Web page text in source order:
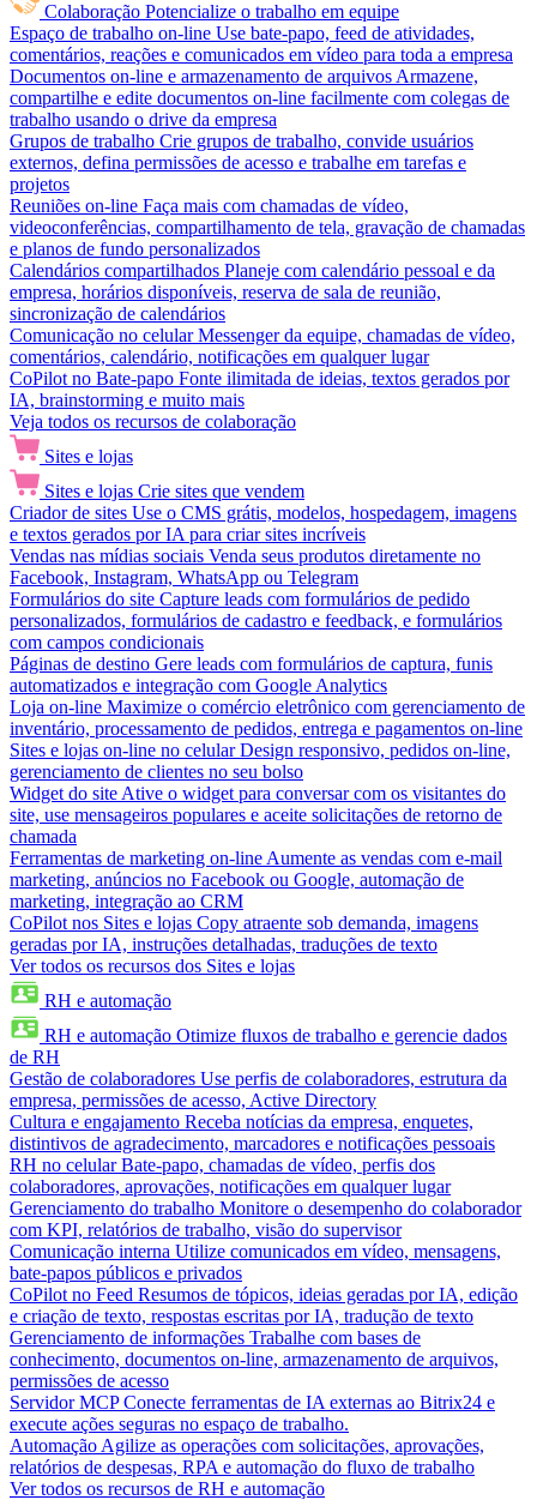
Colaboração Potencialize o trabalho em equipe
Espaço de trabalho on-line Use bate-papo, feed de atividades,
comentários, reações e comunicados em vídeo para toda a empresa
Documentos on-line e armazenamento de arquivos Armazene,
compartilhe e edite documentos on-line facilmente com colegas de
trabalho usando o drive da empresa
Grupos de trabalho Crie grupos de trabalho, convide usuários
externos, defina permissões de acesso e trabalhe em tarefas e
projetos
Reuniões on-line Faça mais com chamadas de vídeo,
videoconferências, compartilhamento de tela, gravação de chamadas
e planos de fundo personalizados
Calendários compartilhados Planeje com calendário pessoal e da
empresa, horários disponíveis, reserva de sala de reunião,
sincronização de calendários
Comunicação no celular Messenger da equipe, chamadas de vídeo,
comentários, calendário, notificações em qualquer lugar
CoPilot no Bate-papo Fonte ilimitada de ideias, textos gerados por
IA, brainstorming e muito mais
Veja todos os recursos de colaboração
Sites e lojas
Sites e lojas Crie sites que vendem
Criador de sites Use o CMS grátis, modelos, hospedagem, imagens
e textos gerados por IA para criar sites incríveis
Vendas nas mídias sociais Venda seus produtos diretamente no
Facebook, Instagram, WhatsApp ou Telegram
Formulários do site Capture leads com formulários de pedido
personalizados, formulários de cadastro e feedback, e formulários
com campos condicionais
Páginas de destino Gere leads com formulários de captura, funis
automatizados e integração com Google Analytics
Loja on-line Maximize o comércio eletrônico com gerenciamento de
inventário, processamento de pedidos, entrega e pagamentos on-line
Sites e lojas on-line no celular Design responsivo, pedidos on-line,
gerenciamento de clientes no seu bolso
Widget do site Ative o widget para conversar com os visitantes do
site, use mensageiros populares e aceite solicitações de retorno de
chamada
Ferramentas de marketing on-line Aumente as vendas com e-mail
marketing, anúncios no Facebook ou Google, automação de
marketing, integração ao CRM
CoPilot nos Sites e lojas Copy atraente sob demanda, imagens
geradas por IA, instruções detalhadas, traduções de texto
Ver todos os recursos dos Sites e lojas
RH e automação
RH e automação Otimize fluxos de trabalho e gerencie dados
de RH
Gestão de colaboradores Use perfis de colaboradores, estrutura da
empresa, permissões de acesso, Active Directory
Cultura e engajamento Receba notícias da empresa, enquetes,
distintivos de agradecimento, marcadores e notificações pessoais
RH no celular Bate-papo, chamadas de vídeo, perfis dos
colaboradores, aprovações, notificações em qualquer lugar
Gerenciamento do trabalho Monitore o desempenho do colaborador
com KPI, relatórios de trabalho, visão do supervisor
Comunicação interna Utilize comunicados em vídeo, mensagens,
bate-papos públicos e privados
CoPilot no Feed Resumos de tópicos, ideias geradas por IA, edição
e criação de texto, respostas escritas por IA, tradução de texto
Gerenciamento de informações Trabalhe com bases de
conhecimento, documentos on-line, armazenamento de arquivos,
permissões de acesso
Servidor MCP Conecte ferramentas de IA externas ao Bitrix24 e
execute ações seguras no espaço de trabalho.
Automação Agilize as operações com solicitações, aprovações,
relatórios de despesas, RPA e automação do fluxo de trabalho
Ver todos os recursos de RH e automação